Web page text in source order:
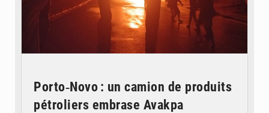
Porto‑Novo : un camion de produits
pétroliers embrase Avakpa